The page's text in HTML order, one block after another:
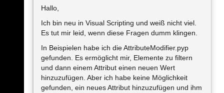
Hallo,
Ich bin neu in Visual Scripting und weiß nicht viel.
Es tut mir leid, wenn diese Fragen dumm klingen.
In Beispielen habe ich die AttributeModifier.pyp
gefunden. Es ermöglicht mir, Elemente zu filtern
und dann einem Attribut einen neuen Wert
hinzuzufügen. Aber ich habe keine Möglichkeit
gefunden, ein neues Attribut hinzuzufügen und ihm